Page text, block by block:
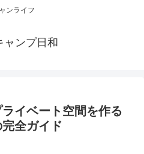
ンライフ
ャンプ日和
イベート空間を作る
全ガイド